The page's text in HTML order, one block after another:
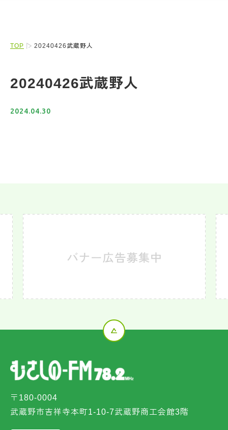
TOP 20240426武蔵野人
20240426武蔵野人
2024.04.30
〒180-0004
武蔵野市吉祥寺本町1-10-7武蔵野商工会館3階